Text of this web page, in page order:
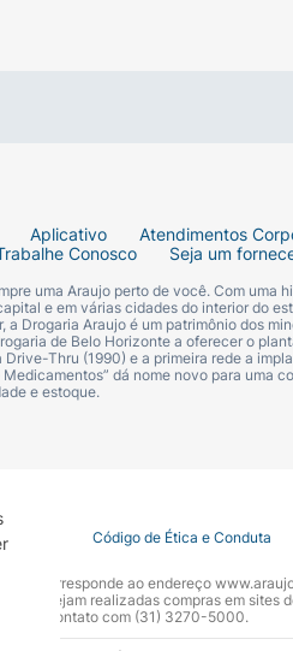
Aplicativo Atendimentos
Conosco Seja um
uma Araujo perto de você. Com
e em várias cidades do interior do
Drogaria Araujo é um patrimônio dos
de Belo Horizonte a oferecer o
Thru (1990) e a primeira rede a
dá nome novo para
e estoque.
19 Código de Ética e Conduta
corresponde ao endereço
não sejam realizadas compras em
em contato com (31) 3270-5000.